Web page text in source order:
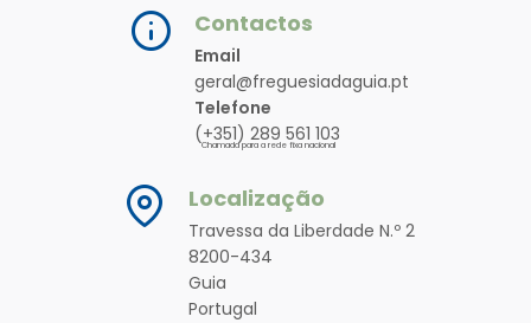
Contactos
Email
geral@freguesiadaguia.pt
Telefone
(+351) 289 561 103
Chamada para a rede fixa nacional
Localização
Travessa da Liberdade N.º 2
8200-434
Guia
Portugal